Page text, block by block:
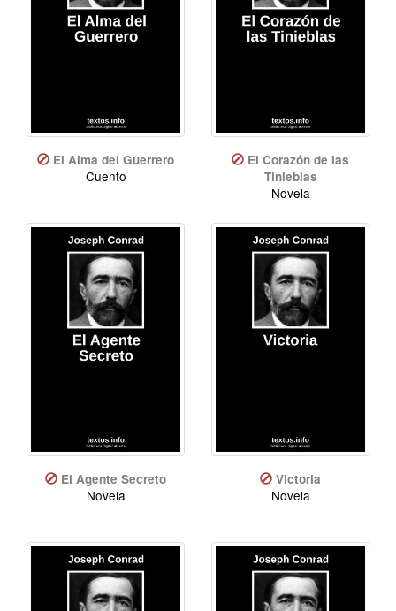
El Alma del Guerrero
Cuento
El Corazón de las
Tinieblas
Novela
El Agente Secreto
Novela
Victoria
Novela